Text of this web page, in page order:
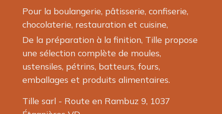
page
du
produit
page
du
produit
Pour la boulangerie, pâtisserie, confiserie,
chocolaterie, restauration et cuisine,
De la préparation à la finition, Tille propose
une sélection complète de moules,
ustensiles, pétrins, batteurs, fours,
emballages et produits alimentaires.
Tille sarl - Route en Rambuz 9, 1037